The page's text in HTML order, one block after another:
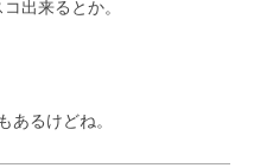
出来るとか。
るけどね。